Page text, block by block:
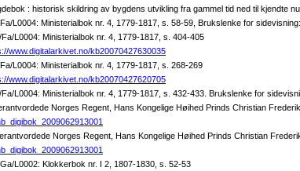
: historisk skildring av bygdens utvikling fra gammel tid ned til kjendte
L0004: Ministerialbok nr. 4, 1779-1817, s. 58-59, Brukslenke for sidevisning:
L0004: Ministerialbok nr. 4, 1779-1817, s. 404-405
www.digitalarkivet.no/kb20070427630035
L0004: Ministerialbok nr. 4, 1779-1817, s. 268-269
www.digitalarkivet.no/kb20070427620705
L0004: Ministerialbok nr. 4, 1779-1817, s. 432-433. Brukslenke for
Norges Regent, Hans Kongelige Høihed Prinds Christian
Norges Regent, Hans Kongelige Høihed Prinds Christian
L0002: Klokkerbok nr. I 2, 1807-1830, s. 52-53